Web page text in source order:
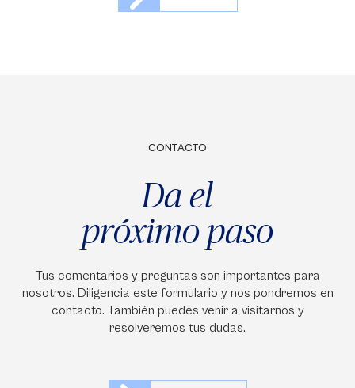
CONTACTO
Da el
próximo paso
Tus comentarios y preguntas son importantes para
nosotros. Diligencia este formulario y nos pondremos en
contacto. También puedes venir a visitarnos y
resolveremos tus dudas.